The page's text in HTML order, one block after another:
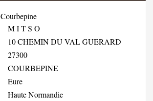
Courbepine
M I T S O
10 CHEMIN DU VAL GUERARD
27300
COURBEPINE
Eure
Haute Normandie